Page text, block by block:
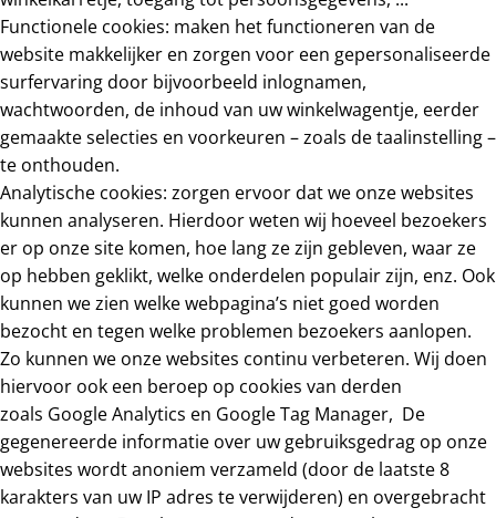
Functionele cookies: maken het functioneren van de
website makkelijker en zorgen voor een gepersonaliseerde
surfervaring door bijvoorbeeld inlognamen,
wachtwoorden, de inhoud van uw winkelwagentje, eerder
gemaakte selecties en voorkeuren – zoals de taalinstelling –
te onthouden.
Analytische cookies: zorgen ervoor dat we onze websites
kunnen analyseren. Hierdoor weten wij hoeveel bezoekers
er op onze site komen, hoe lang ze zijn gebleven, waar ze
op hebben geklikt, welke onderdelen populair zijn, enz. Ook
kunnen we zien welke webpagina’s niet goed worden
bezocht en tegen welke problemen bezoekers aanlopen.
Zo kunnen we onze websites continu verbeteren. Wij doen
hiervoor ook een beroep op cookies van derden
zoals Google Analytics en Google Tag Manager, De
gegenereerde informatie over uw gebruiksgedrag op onze
websites wordt anoniem verzameld (door de laatste 8
karakters van uw IP adres te verwijderen) en overgebracht